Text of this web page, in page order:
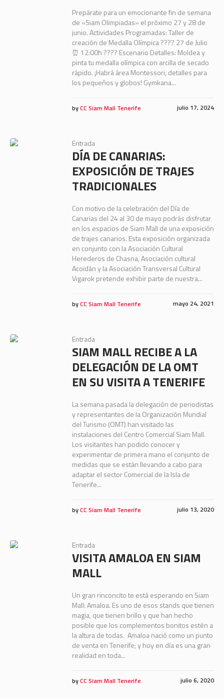
Prepárate para un emocionante fin de semana
de «Siam Olimpiadas» el próximo 27 y 28 de
junio. Actividades Programadas: Taller de
creación de Medalla Olímpica ????️ 27 de Julio
⏰ 12:00h ???? Escenario Detalles: Moldea y
pinta tu medalla olímpica con arcilla de secado
rápido. ¡Habrá área Montessori, detalles para
los pequeños y globos! Gymkana...
julio 17, 2024
byCC Siam Mall Tenerife
Entrada
DÍA DE CANARIAS:
EXPOSICIÓN DE TRAJES
TRADICIONALES
Con motivo de la celebración del Día de
Canarias del 24 al 30 de mayo podrás disfrutar
en los espacios de Siam Mall de una exposición
de trajes canarios. Esta exposición organizada
en conjunto con la Asociación Cultural
Herederos de Chasna, Asociación cultural
Acoidán y la Asociación Transversal Cultural
Vigarok pretende exhibir parte de nuestra...
mayo 24, 2021
byCC Siam Mall Tenerife
Entrada
SIAM MALL RECIBE A LA
DELEGACIÓN DE LA OMT
EN SU VISITA A TENERIFE
La semana pasada la delegación de periodistas
y representantes de la Organización Mundial
del Turismo (OMT) han visitado las
instalaciones del Centro Comercial Siam Mall.
Los visitantes han podido conocer y
experimentar de primera mano el conjunto de
medidas que se están llevando a cabo para
adaptar el sector Comercial de la Isla de
Tenerife...
julio 13, 2020
byCC Siam Mall Tenerife
Entrada
VISITA AMALOA EN SIAM
MALL
Un gran rinconcito te está esperando en Siam
Mall: Amaloa. Es uno de esos stands que tienen
magia, que tienen brillo y que han hecho
posible que los complementos bonitos estén a
la altura de todas. Amaloa nació como un punto
de venta en Tenerife; y hoy en día es una gran
realidad en toda...
julio 6, 2020
byCC Siam Mall Tenerife